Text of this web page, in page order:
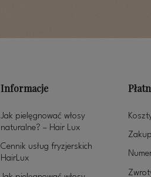
Informacje
Jak pielęgnować włosy
naturalne? – Hair Lux
Cennik usług fryzjerskich
HairLux